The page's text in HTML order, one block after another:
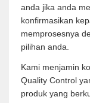
anda jika anda
konfirmasikan
memprosesnya
pilihan anda.
Kami menjamin
Quality Control
produk yang